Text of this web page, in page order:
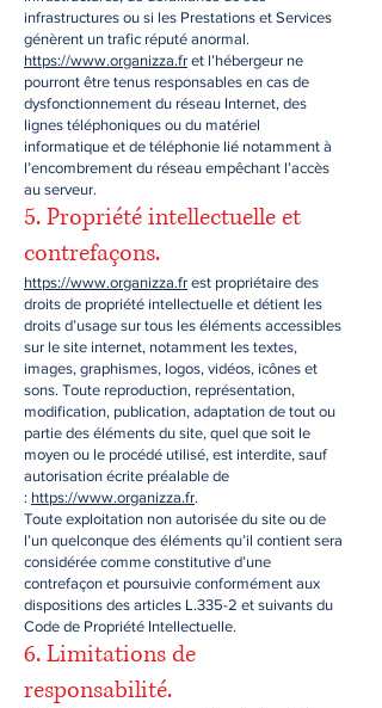
infrastructures ou si les Prestations et Services
génèrent un trafic réputé anormal.
https://www.organizza.fr et l’hébergeur ne
pourront être tenus responsables en cas de
dysfonctionnement du réseau Internet, des
lignes téléphoniques ou du matériel
informatique et de téléphonie lié notamment à
l’encombrement du réseau empêchant l’accès
au serveur.
5. Propriété intellectuelle et
contrefaçons.
https://www.organizza.fr est propriétaire des
droits de propriété intellectuelle et détient les
droits d’usage sur tous les éléments accessibles
sur le site internet, notamment les textes,
images, graphismes, logos, vidéos, icônes et
sons. Toute reproduction, représentation,
modification, publication, adaptation de tout ou
partie des éléments du site, quel que soit le
moyen ou le procédé utilisé, est interdite, sauf
autorisation écrite préalable de
: https://www.organizza.fr.
Toute exploitation non autorisée du site ou de
l’un quelconque des éléments qu’il contient sera
considérée comme constitutive d’une
contrefaçon et poursuivie conformément aux
dispositions des articles L.335-2 et suivants du
Code de Propriété Intellectuelle.
6. Limitations de
responsabilité.